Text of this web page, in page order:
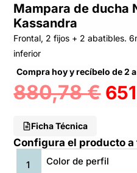
Mampara de ducha
Kassandra
Frontal, 2 fijos + 2 abatibles.
inferior
Compra hoy y recíbelo de 2
880,78€
Ficha Técnica
Configura el producto a
Color de perfil